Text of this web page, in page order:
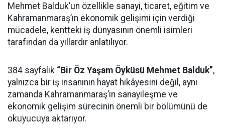
Mehmet Balduk’un özellikle sanayi, ticaret, eğitim ve
Kahramanmaraş’ın ekonomik gelişimi için verdiği
mücadele, kentteki iş dünyasının önemli isimleri
tarafından da yıllardır anlatılıyor.
384 sayfalık “Bir Öz Yaşam Öyküsü Mehmet Balduk”,
yalnızca bir iş insanının hayat hikâyesini değil, aynı
zamanda Kahramanmaraş’ın sanayileşme ve
ekonomik gelişim sürecinin önemli bir bölümünü de
okuyucuya aktarıyor.